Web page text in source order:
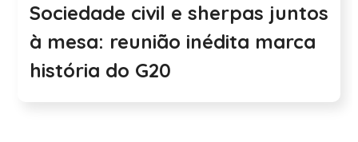
Sociedade civil e sherpas juntos
à mesa: reunião inédita marca
história do G20